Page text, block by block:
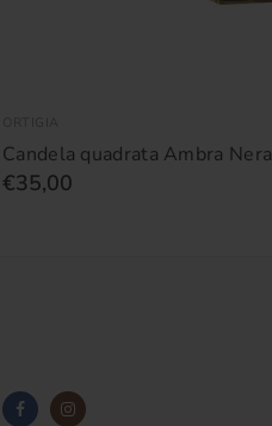
Candela quadrata Ambra Nera
€35,00